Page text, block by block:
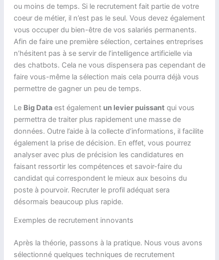
ou moins de temps. Si le recrutement fait partie de votre
coeur de métier, il n’est pas le seul. Vous devez également
vous occuper du bien-être de vos salariés permanents.
Afin de faire une première sélection, certaines entreprises
n’hésitent pas à se servir de l’intelligence artificielle via
des chatbots. Cela ne vous dispensera pas cependant de
faire vous-même la sélection mais cela pourra déjà vous
permettre de gagner un peu de temps.
Le Big Dataest également un levier puissant qui vous
permettra de traiter plus rapidement une masse de
données. Outre l’aide à la collecte d’informations, il facilite
également la prise de décision. En effet, vous pourrez
analyser avec plus de précision les candidatures en
faisant ressortir les compétences et savoir-faire du
candidat qui correspondent le mieux aux besoins du
poste à pourvoir. Recruter le profil adéquat sera
désormais beaucoup plus rapide.
Exemples de recrutement innovants
Après la théorie, passons à la pratique. Nous vous avons
sélectionné quelques techniques de recrutement